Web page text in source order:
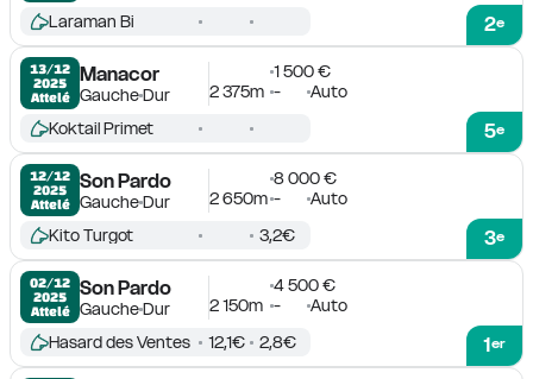
2e
Laraman Bi
13/12
2025
Attelé
Manacor
GaucheDur
1 500 €
2 375m - Auto
5e
Koktail Primet
12/12
2025
Attelé
Son Pardo
GaucheDur
8 000 €
2 650m - Auto
3e
Kito Turgot 3,2€
02/12
2025
Attelé
Son Pardo
GaucheDur
4 500 €
2 150m - Auto
1er
Hasard des Ventes 12,1€ 2,8€